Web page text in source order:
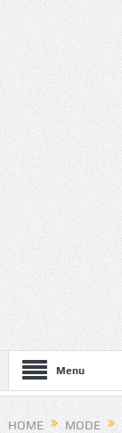
Menu
HOME MODE